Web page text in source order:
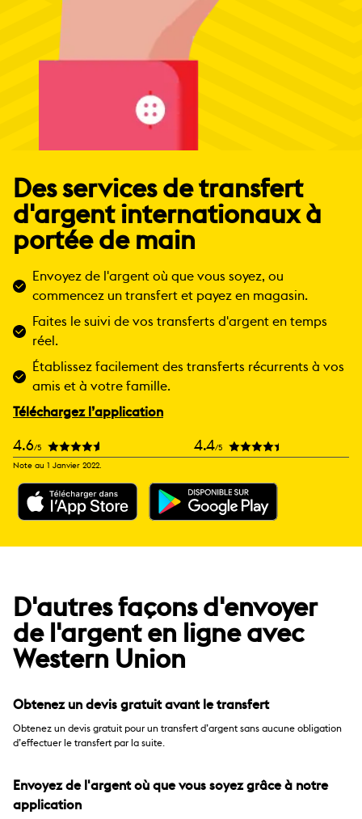
Des services de transfert
d'argent internationaux à
portée de main
Envoyez de l'argent où que vous soyez, ou
commencez un transfert et payez en magasin.
Faites le suivi de vos transferts d'argent en temps
réel.
Établissez facilement des transferts récurrents à vos
amis et à votre famille.
Téléchargez l’application
4.6/5 4.4/5
Note au 1 Janvier 2022.
D'autres façons d'envoyer
de l'argent en ligne avec
Western Union
Obtenez un devis gratuit avant le transfert
Obtenez un devis gratuit pour un transfert d’argent sans aucune obligation
d’effectuer le transfert par la suite.
Envoyez de l'argent où que vous soyez grâce à notre
application